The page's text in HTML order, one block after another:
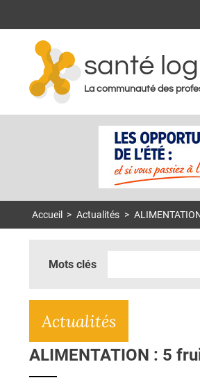
santé log
La communauté des
Accueil > Actualités >
Mots clés
Actualités
ALIMENTATION : 5